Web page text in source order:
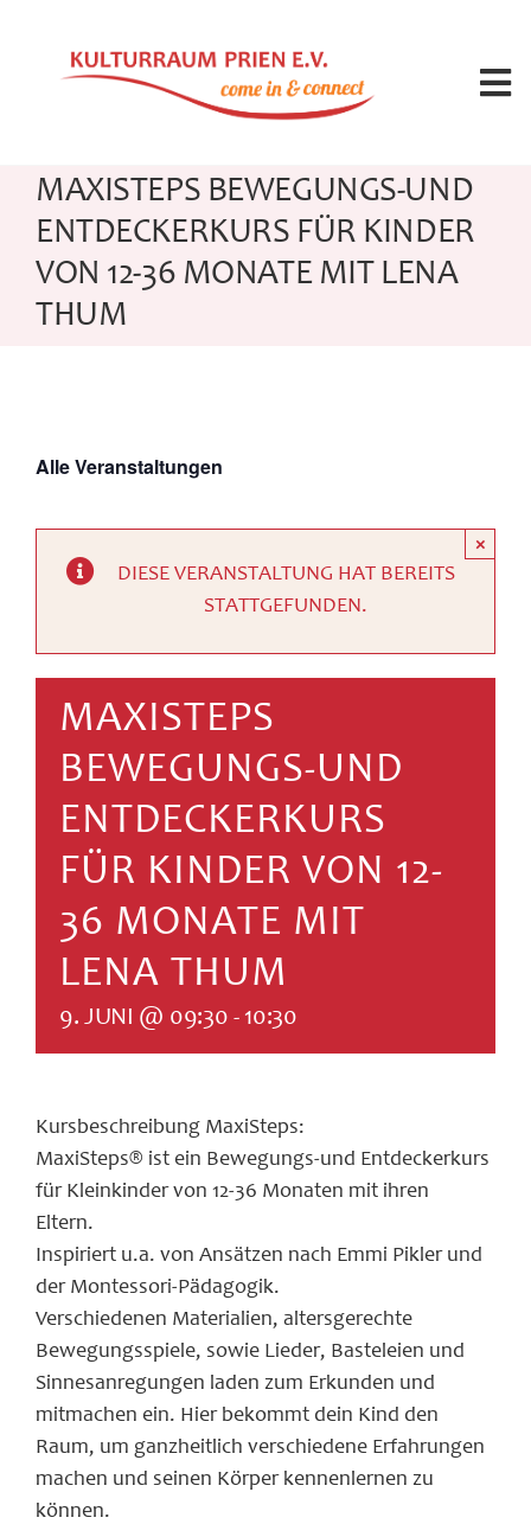
springen
Angebote
NACH:
MAXISTEPS BEWEGUNGS-UND
ENTDECKERKURS FÜR KINDER
VON 12-36 MONATE MIT LENA
THUM
Alle Veranstaltungen
DIESE VERANSTALTUNG HAT BEREITS
STATTGEFUNDEN.
×
MAXISTEPS
BEWEGUNGS-UND
ENTDECKERKURS
FÜR KINDER VON 12-
36 MONATE MIT
LENA THUM
9. JUNI @ 09:30 - 10:30
Kursbeschreibung MaxiSteps:
MaxiSteps® ist ein Bewegungs-und Entdeckerkurs
für Kleinkinder von 12-36 Monaten mit ihren
Eltern.
Inspiriert u.a. von Ansätzen nach Emmi Pikler und
der Montessori-Pädagogik.
Verschiedenen Materialien, altersgerechte
Bewegungsspiele, sowie Lieder, Basteleien und
Sinnesanregungen laden zum Erkunden und
mitmachen ein. Hier bekommt dein Kind den
Raum, um ganzheitlich verschiedene Erfahrungen
machen und seinen Körper kennenlernen zu
können.